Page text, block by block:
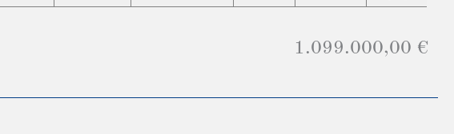
1.099.000,00 €